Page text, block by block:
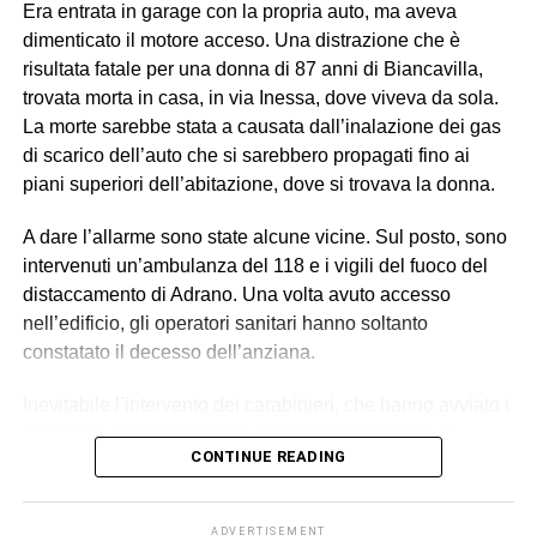
lavoro “di fatto”. Gli altri tre (destinatari dell’obbligo di
presentazione alla polizia giudiziaria) eseguivano gli
ordini e svolgevano funzioni di controllo sul campo,
vigilando sull’attività dei lavoratori, imponendo ritmi e
carichi sproporzionati con “modalità intimidatorie”. Erano
loro a gestire anche l’alloggio fatiscente (privo di luce e
acqua) imposto ai lavoratori, trattenendone le somme
allontanarli se non avessero accettato tali condizioni,
contribuendo così a mantenere le condizioni di
sfruttamento e dipendenza economica e abitativa.
© RIPRODUZIONE RISERVATA
Era entrata in garage con la propria auto, ma aveva
dimenticato il motore acceso. Una distrazione che è
risultata fatale per una donna di 87 anni di Biancavilla,
trovata morta in casa, in via Inessa, dove viveva da sola.
La morte sarebbe stata a causata dall’inalazione dei gas
di scarico dell’auto che si sarebbero propagati fino ai
piani superiori dell’abitazione, dove si trovava la donna.
A dare l’allarme sono state alcune vicine. Sul posto, sono
intervenuti un’ambulanza del 118 e i vigili del fuoco del
distaccamento di Adrano. Una volta avuto accesso
nell’edificio, gli operatori sanitari hanno soltanto
constatato il decesso dell’anziana.
necessari accertamenti. La ricostruzione dei fatti, al
momento, suggerisce l’ipotesi della disgrazia: il motore
CONTINUE READING
ADVERTISEMENT